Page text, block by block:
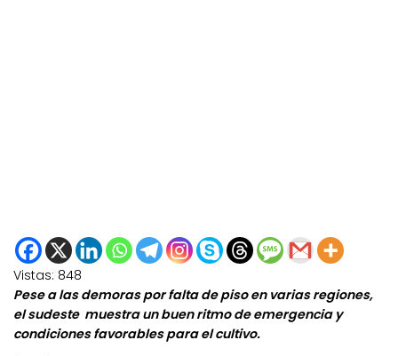
Vistas: 848
Pese a las demoras por falta de piso en varias regiones,
el sudeste muestra un buen ritmo de emergencia y
condiciones favorables para el cultivo.